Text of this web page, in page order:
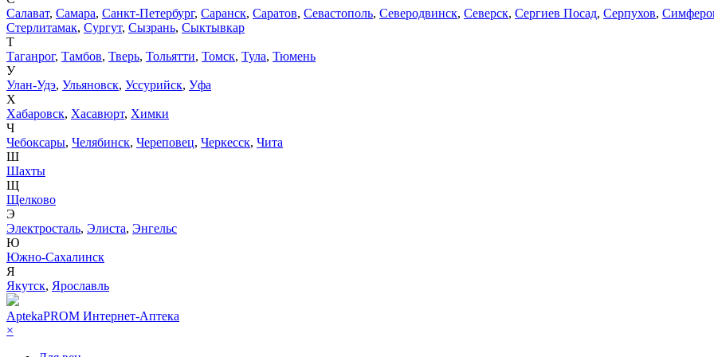
Салават, Самара, Санкт-Петербург, Саранск, Саратов, Севастополь, Северодвинск, Северск, Сергиев Посад, Серпухов,
Стерлитамак, Сургут, Сызрань, Сыктывкар
Т
Таганрог, Тамбов, Тверь, Тольятти, Томск, Тула, Тюмень
У
Улан-Удэ, Ульяновск, Уссурийск, Уфа
Х
Хабаровск, Хасавюрт, Химки
Ч
Чебоксары, Челябинск, Череповец, Черкесск, Чита
Ш
Шахты
Щ
Щелково
Э
Электросталь, Элиста, Энгельс
Ю
Южно-Сахалинск
Я
Якутск, Ярославль
AptekaPROM Интернет-Аптека
×